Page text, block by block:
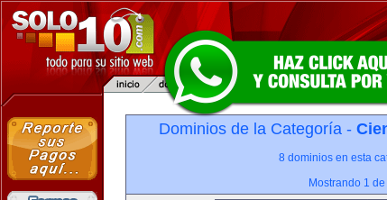
Dominios de la Categoría -
8 dominios en esta
Mostrando 1 de